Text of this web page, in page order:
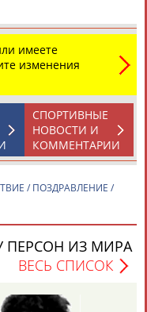
и Евгений
Кирьяков и другие
посольством Катара
Александр
на вызовы и
"Динамо"Игорь
котом в...
имеете
изменения
СПОРТИВНЫЕ
НОВОСТИ И
КОММЕНТАРИИ
/ ПОЗДРАВЛЕНИЕ /
ПЕРСОН ИЗ МИРА
ВЕСЬ СПИСОК